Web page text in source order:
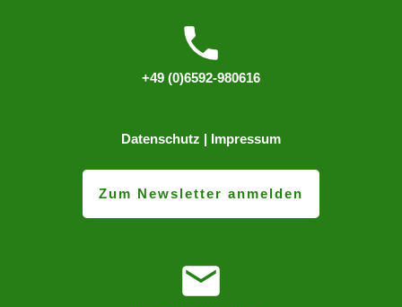
+49 (0)6592-980616
Datenschutz | Impressum
Zum Newsletter anmelden